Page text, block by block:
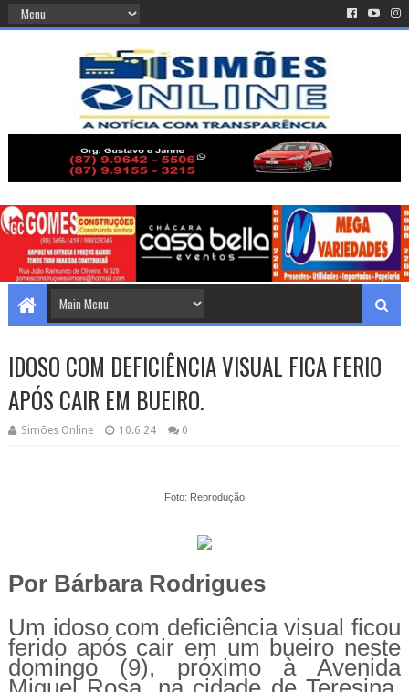
IDOSO COM DEFICIÊNCIA VISUAL FICA FERIO
APÓS CAIR EM BUEIRO.
Simões Online 10.6.24 0
Foto: Reprodução
Por Bárbara Rodrigues
Um idoso com deficiência visual ficou
ferido após cair em um bueiro neste
domingo (9), próximo à Avenida